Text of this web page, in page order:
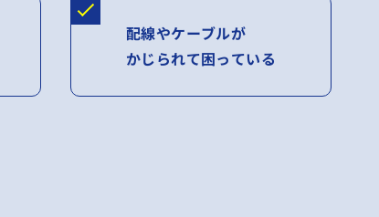
配線やケーブルが
かじられて困っている